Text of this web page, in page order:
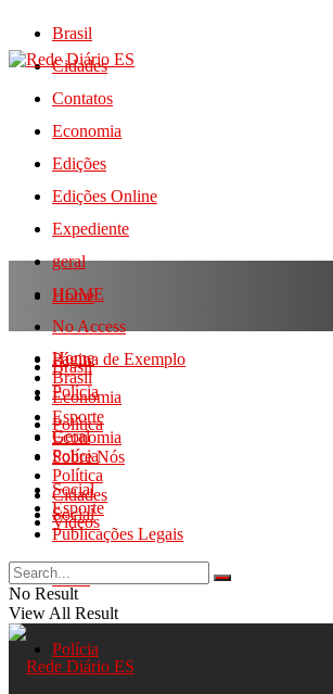
Brasil
Cidades
Contatos
Economia
Edições
Edições Online
Expediente
geral
HOME
No Access
Página de Exemplo
Polícia
Política
Sobre Nós
Social
Videos
Home
Brasil
Economia
Esporte
Geral
Polícia
Home
Brasil
Economia
Esporte
Geral
Polícia
Política
Cidades
Social
Publicações Legais
No Result
View All Result